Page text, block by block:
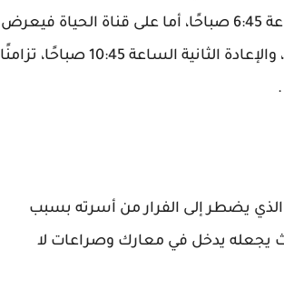
رمضان 2025، على قناة ON الساعة 9:45 مساءً، والإعادة الأولى الساعة 6:45 صباحًا، أما على قناة الحياة فيعرض
المسلسل الساعة 10:45 مساءً، والإعادة الأولى الساعة 5:00 صباحًا، والإعادة الثانية الساعة 10:45 صباحًا، تزامنًا
يضطر إلى الفرار من أسرته بسبب
يجعله يدخل في معارك وصراعات لا